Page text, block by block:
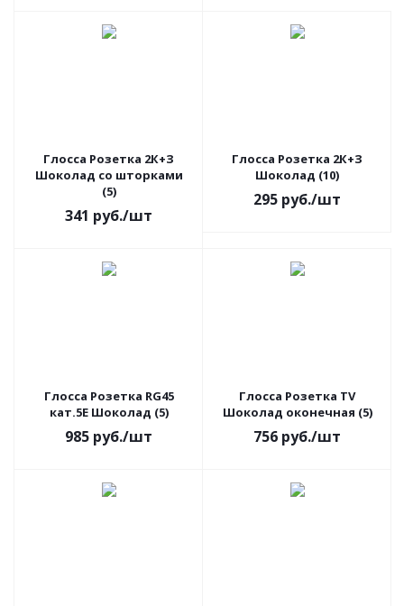
Глосса Розетка 2К+З
Шоколад со шторками
(5)
341 руб./шт
Глосса Розетка 2К+З
Шоколад (10)
295 руб./шт
Глосса Розетка RG45
кат.5Е Шоколад (5)
985 руб./шт
Глосса Розетка TV
Шоколад оконечная (5)
756 руб./шт